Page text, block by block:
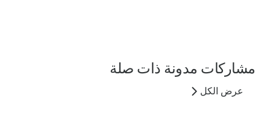
مشاركات مدونة ذات صلة
عرض الكل